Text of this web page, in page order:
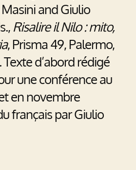
and Giulio
Risalire il Nilo : mito,
, Prisma 49, Palermo,
Texte d’abord rédigé
une conférence au
en novembre
français par Giulio